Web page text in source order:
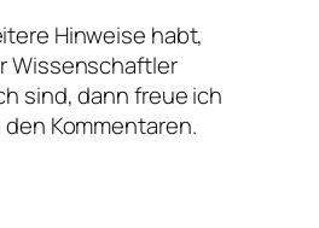
Hinweise habt,
Wissenschaftler
sind, dann freue ich
Kommentaren.